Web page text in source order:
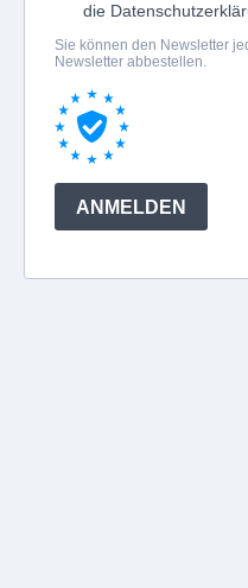
die
Sie können den Newsletter
Newsletter abbestellen.
ANMELDEN